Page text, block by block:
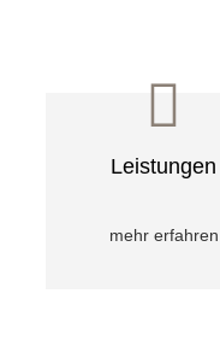
Leistungen
mehr erfahren